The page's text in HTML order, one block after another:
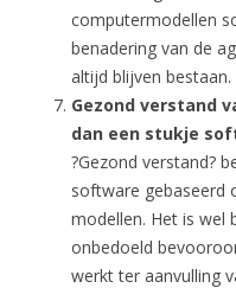
computermodellen
benadering van de
altijd blijven bestaan.
Gezond verstand
dan een stukje
?Gezond verstand?
software gebaseerd
modellen. Het is wel
onbedoeld
werkt ter aanvulling